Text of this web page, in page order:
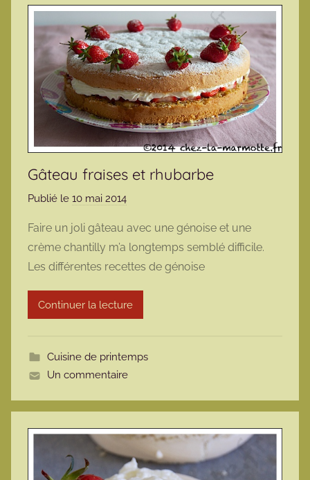
Gâteau fraises et rhubarbe
Publié le 10 mai 2014
r
m
a
r
m
t
e
Faire un joli gâteau avec une génoise et une
crème chantilly m’a longtemps semblé difficile.
Les différentes recettes de génoise
Continuer la lecture
Cuisine de printemps
Un commentaire